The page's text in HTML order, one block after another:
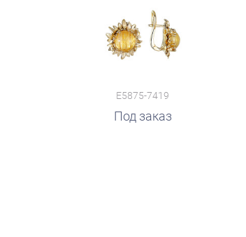
E5875-7419
Под заказ